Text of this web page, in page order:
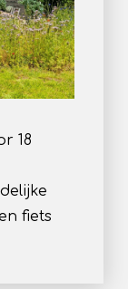
18
fiets